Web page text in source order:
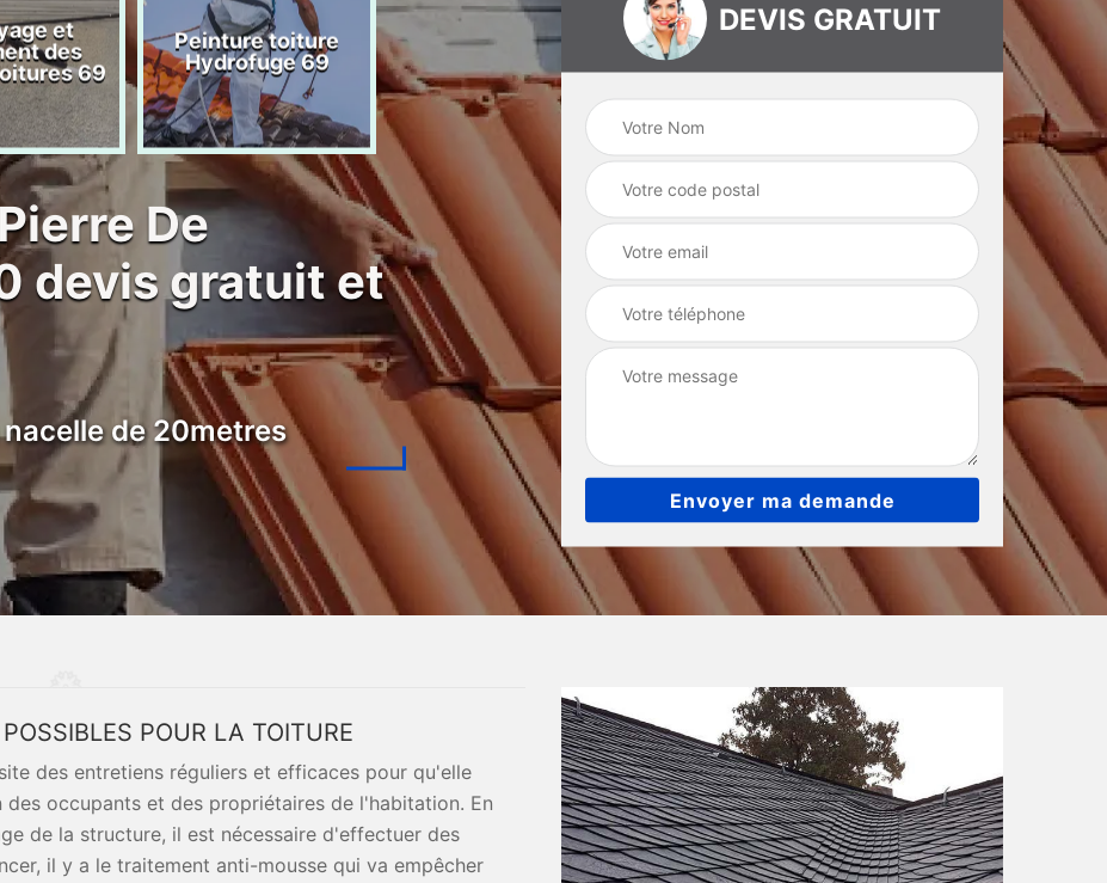
et
des
69
Peinture toiture
Hydrofuge 69
Réparation toiture
Couvreur 69
Peinture intérieur
et extérieur 69
De
devis gratuit et
de 20metres
DEVIS GRATUIT
POUR LA TOITURE
des entretiens réguliers et efficaces pour qu'elle
occupants et des propriétaires de l'habitation. En
de la structure, il est nécessaire d'effectuer des
il y a le traitement anti-mousse qui va empêcher